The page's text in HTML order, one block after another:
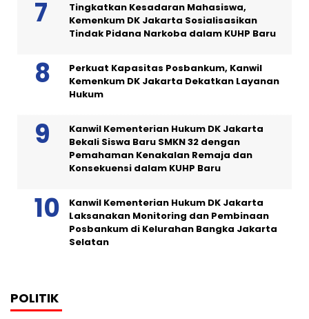
Tingkatkan Kesadaran Mahasiswa,
Kemenkum DK Jakarta Sosialisasikan
Tindak Pidana Narkoba dalam KUHP Baru
Perkuat Kapasitas Posbankum, Kanwil
Kemenkum DK Jakarta Dekatkan Layanan
Hukum
Kanwil Kementerian Hukum DK Jakarta
Bekali Siswa Baru SMKN 32 dengan
Pemahaman Kenakalan Remaja dan
Konsekuensi dalam KUHP Baru
Kanwil Kementerian Hukum DK Jakarta
Laksanakan Monitoring dan Pembinaan
Posbankum di Kelurahan Bangka Jakarta
Selatan
POLITIK